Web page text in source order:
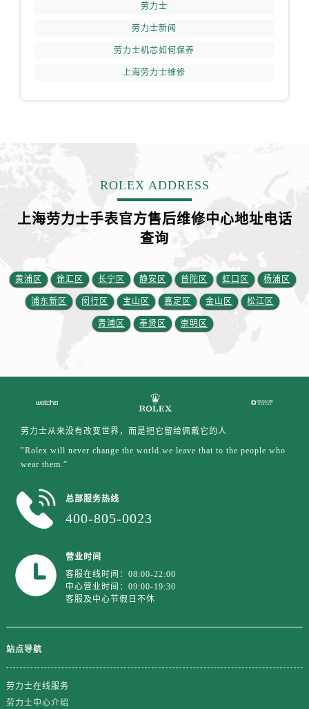
劳力士
劳力士新闻
劳力士机芯如何保养
上海劳力士维修
ROLEX ADDRESS
上海劳力士手表官方售后维修中心地址电话
查询
黄浦区 徐汇区 长宁区 静安区 普陀区 虹口区 杨浦区
浦东新区 闵行区 宝山区 嘉定区 金山区 松江区
青浦区 奉贤区 崇明区
劳力士从来没有改变世界，而是把它留给佩戴它的人
"Rolex will never change the world.we leave that to the people who
wear them.”
总部服务热线
400-805-0023
营业时间
客服在线时间：08:00-22:00
中心营业时间：09:00-19:30
客服及中心节假日不休
站点导航
劳力士在线服务
劳力士中心介绍